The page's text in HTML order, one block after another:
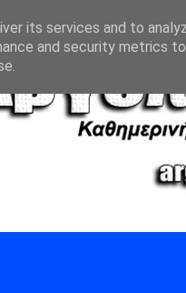
its services and to
and security metrics